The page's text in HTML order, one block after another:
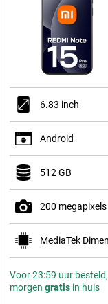
6.83 inch
Android
512 GB
200 megapixels
Voor 23:59 uur besteld,
morgen gratis in huis